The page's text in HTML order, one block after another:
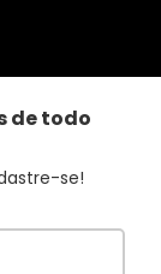
de todo
se!